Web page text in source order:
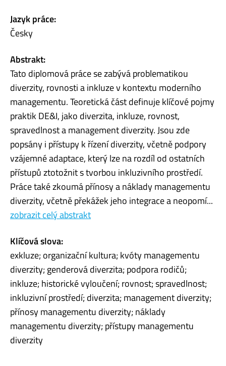
Jazyk práce:
Česky
Abstrakt:
Tato diplomová práce se zabývá problematikou
diverzity, rovnosti a inkluze v kontextu moderního
managementu. Teoretická část definuje klíčové pojmy
praktik DE&I, jako diverzita, inkluze, rovnost,
spravedlnost a management diverzity. Jsou zde
popsány i přístupy k řízení diverzity, včetně podpory
vzájemné adaptace, který lze na rozdíl od ostatních
přístupů ztotožnit s tvorbou inkluzivního prostředí.
Práce také zkoumá přínosy a náklady managementu
diverzity, včetně překážek jeho integrace a neopomí...
zobrazit celý abstrakt
Klíčová slova:
exkluze; organizační kultura; kvóty managementu
diverzity; genderová diverzita; podpora rodičů;
inkluze; historické vyloučení; rovnost; spravedlnost;
inkluzivní prostředí; diverzita; management diverzity;
přínosy managementu diverzity; náklady
managementu diverzity; přístupy managementu
diverzity